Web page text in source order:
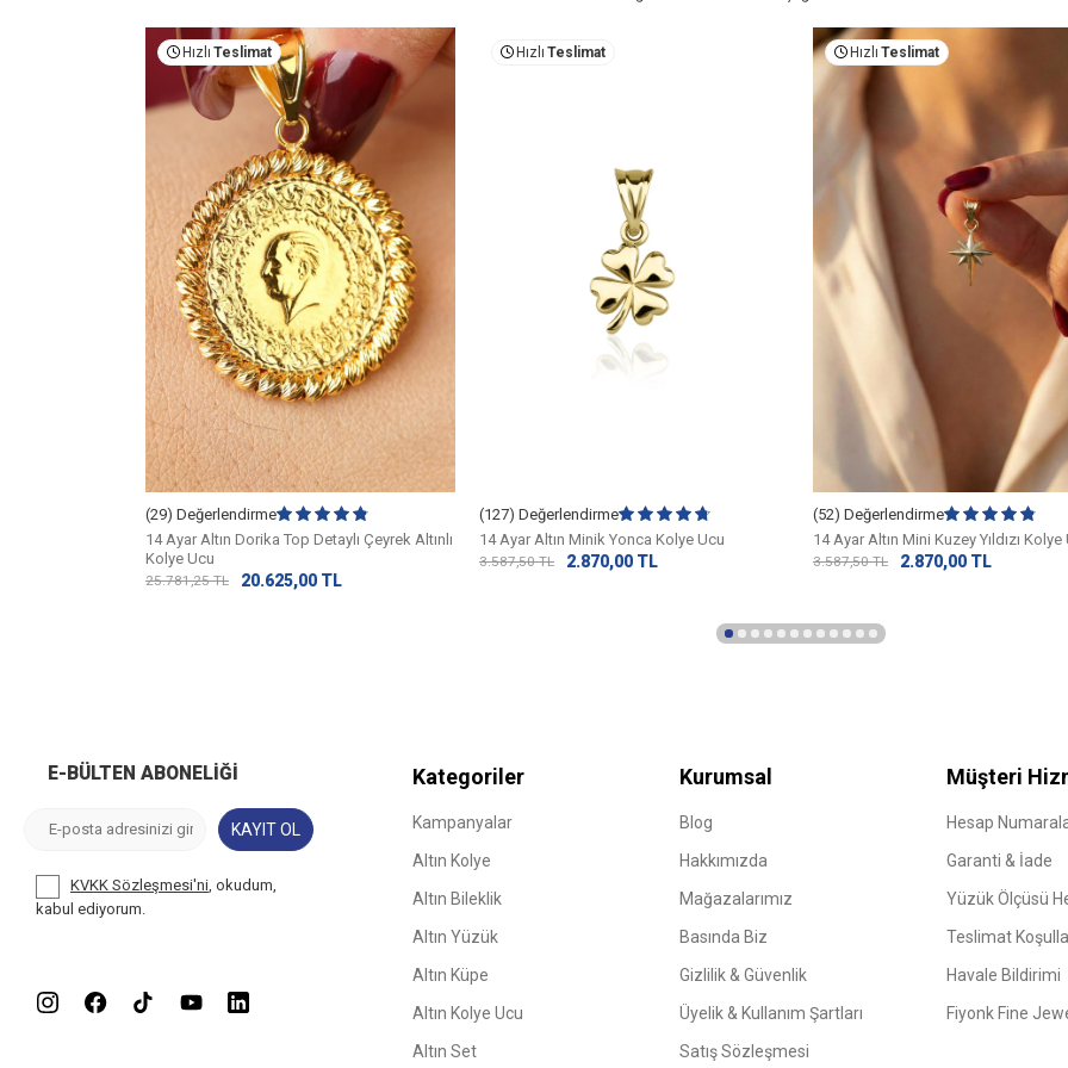
Hızlı Teslimat
(29) Değerlendirme
14 Ayar Altın Dorika Top Detaylı Çeyrek Altınlı
Kolye Ucu
25.781,25TL 20.625,00 TL
Hızlı Teslimat
(127) Değerlendirme
14 Ayar Altın Minik Yonca Kolye Ucu
3.587,50TL 2.870,00 TL
Hızlı Teslimat
(52) Değerlendirme
14 Ayar Altın Mini Kuzey Yıldızı Kolye
3.587,50TL 2.870,00 TL
E-BÜLTEN ABONELIĞI
KAYIT OL
KVKK Sözleşmesi'ni , okudum,
kabul ediyorum.
Kategoriler
Kampanyalar
Altın Kolye
Altın Bileklik
Altın Yüzük
Altın Küpe
Altın Kolye Ucu
Altın Set
Kurumsal
Blog
Hakkımızda
Mağazalarımız
Basında Biz
Gizlilik & Güvenlik
Üyelik & Kullanım Şartları
Satış Sözleşmesi
Müşteri
Hesap
Garanti & İade
Yüzük Ölçüsü
Teslimat
Havale Bildirimi
Fiyonk Fine